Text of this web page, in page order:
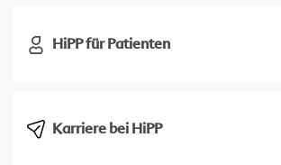
HiPP für Patienten
Karriere bei HiPP